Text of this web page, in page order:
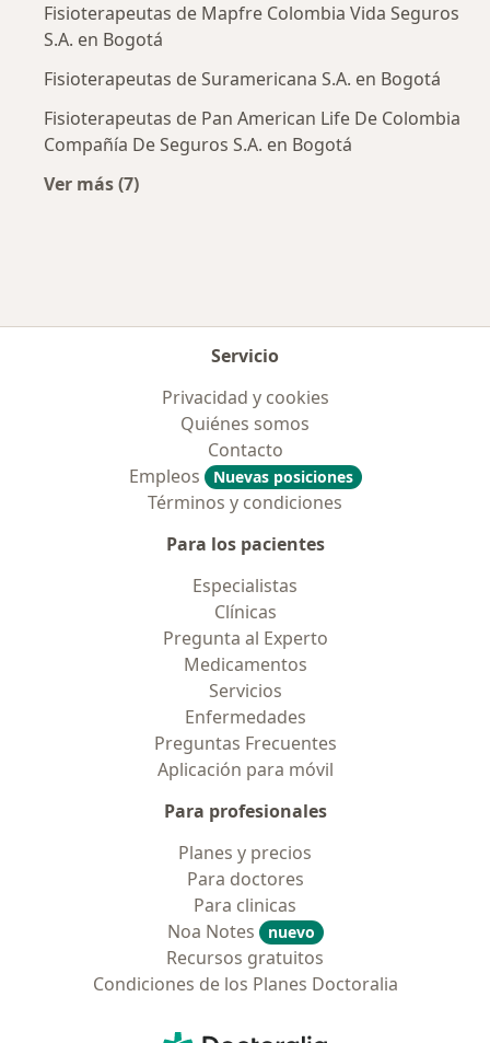
Fisioterapeutas de Mapfre Colombia Vida Seguros
S.A. en Bogotá
Fisioterapeutas de Suramericana S.A. en Bogotá
Fisioterapeutas de Pan American Life De Colombia
Compañía De Seguros S.A. en Bogotá
Ver más (7)
Servicio
Privacidad y cookies
Quiénes somos
Contacto
Empleos
Nuevas posiciones
Términos y condiciones
Para los pacientes
Especialistas
Clínicas
Pregunta al Experto
Medicamentos
Servicios
Enfermedades
Preguntas Frecuentes
Aplicación para móvil
Para profesionales
Planes y precios
Para doctores
Para clinicas
Noa Notes
nuevo
Recursos gratuitos
Condiciones de los Planes Doctoralia
Doctoralia - Página de inicio